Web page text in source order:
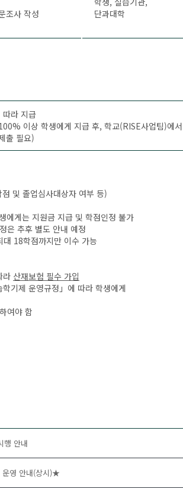
조사 작성
단과대학
라 지급
이상 학생에게 지급 후, 학교(RISE사업팀)에
출 필요)
및 졸업심사대상자 여부 등)
게는 지원금 지급 및 학점인정 불가
은 추후 별도 안내 예정
18학점까지만 이수 가능
라 산재보험 필수 가입
기제 운영규정」에 따라 학생에게
여야 함
행 안내
영 안내(상시)★